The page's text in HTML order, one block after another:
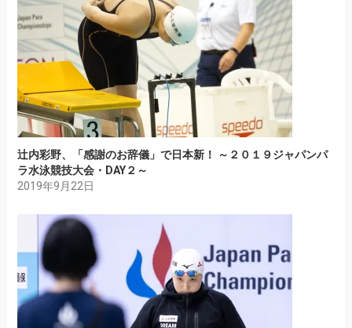
辻内彩野、「感謝のお辞儀」で日本新！ ～２０１９ジャパンパ
ラ水泳競技大会・DAY２～
2019年9月22日